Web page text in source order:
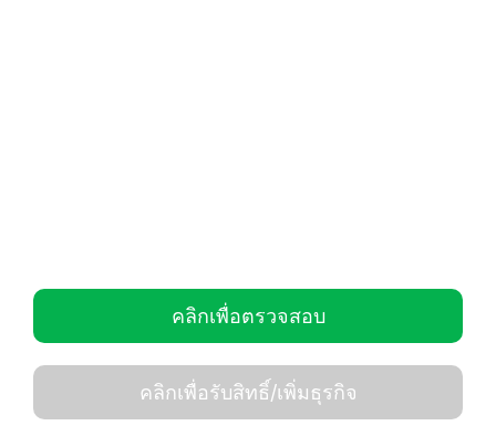
คลิกเพื่อตรวจสอบ
คลิกเพื่อรับสิทธิ์/เพิ่มธุรกิจ